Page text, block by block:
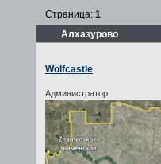
Алхазурово
Страница: 1
Wolfcastle
Администратор